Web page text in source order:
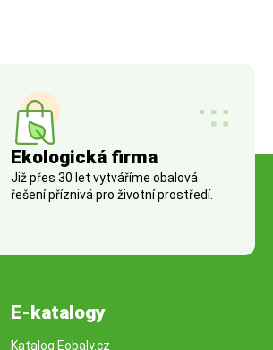
Ekologická firma
Již přes 30 let vytváříme obalová
řešení příznivá pro životní prostředí.
E-katalogy
Katalog Eobaly.cz